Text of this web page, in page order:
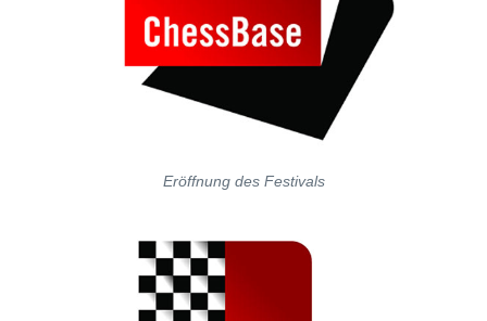
Eröffnung des Festivals